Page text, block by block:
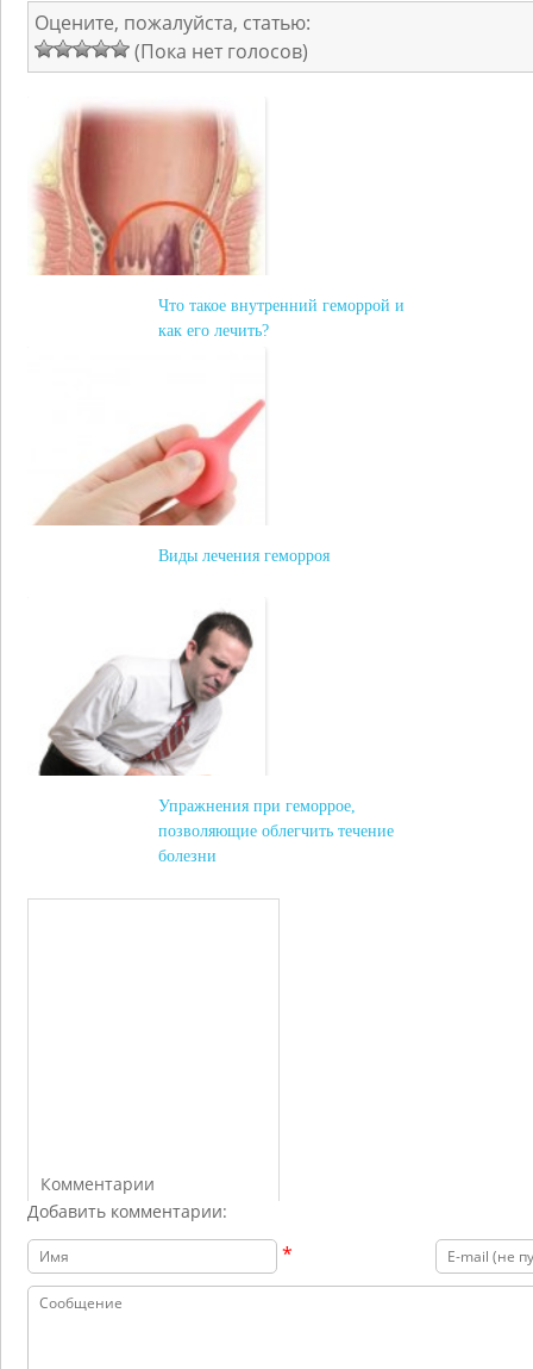
Оцените, пожалуйста, статью:
(Пока нет голосов)
Что такое внутренний геморрой и
как его лечить?
Виды лечения геморроя
Упражнения при геморрое,
позволяющие облегчить течение
болезни
Комментарии
Добавить комментарии:
*